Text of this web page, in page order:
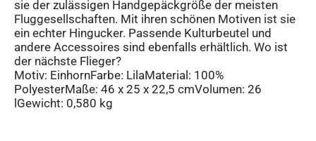
sie der zulässigen Handgepäckgröße der meisten
Fluggesellschaften. Mit ihren schönen Motiven ist sie
ein echter Hingucker. Passende Kulturbeutel und
andere Accessoires sind ebenfalls erhältlich. Wo ist
der nächste Flieger?
Motiv: EinhornFarbe: LilaMaterial: 100%
PolyesterMaße: 46 x 25 x 22,5 cmVolumen: 26
lGewicht: 0,580 kg